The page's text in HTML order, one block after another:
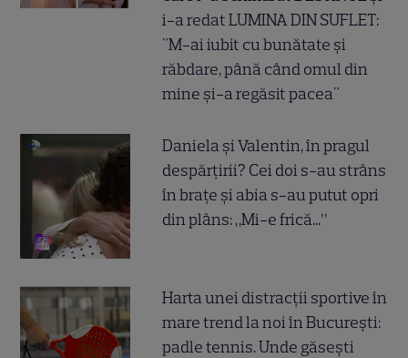
i-a redat LUMINA DIN SUFLET:
"M-ai iubit cu bunătate și
răbdare, până când omul din
mine și-a regăsit pacea"
Daniela și Valentin, în pragul
despărțirii? Cei doi s-au strâns
în brațe și abia s-au putut opri
din plâns: „Mi-e frică...”
Harta unei distracții sportive în
mare trend la noi în București:
padle tennis. Unde găsești